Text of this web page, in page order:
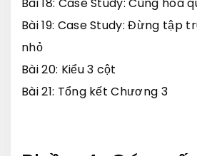
Bài 19: Case Study: Đừng tập
nhỏ
Bài 20: Kiểu 3 cột
Bài 21: Tổng kết Chương 3